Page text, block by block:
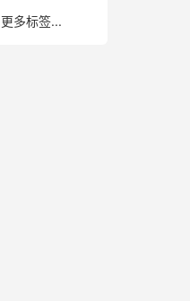
更多标签...